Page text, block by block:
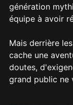
génération
équipe à avoir
Mais derrière
cache une
doutes,
grand public ne